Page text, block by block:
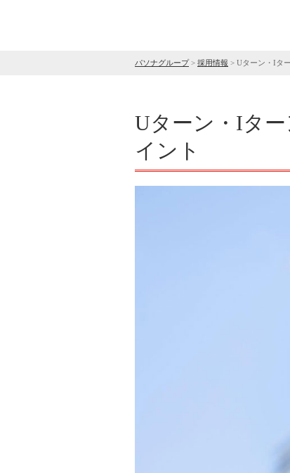
パソナグループ> 採用情報 > Uターン・Iタ
Uターン・Iタ
イント